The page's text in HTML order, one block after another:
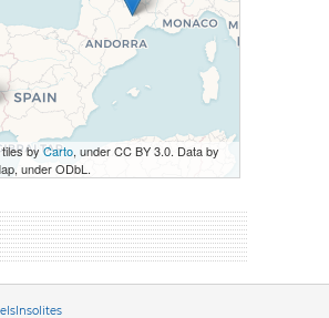
byCarto, under CC BY 3.0. Data by
under ODbL.
Versione